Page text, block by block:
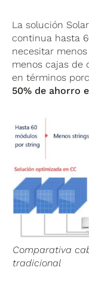
La solución
continua hasta
necesitar
menos cajas de
en términos
50% de ahorro
Comparativa
tradicional